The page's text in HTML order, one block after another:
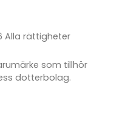
Alla rättigheter
som tillhör
dotterbolag.